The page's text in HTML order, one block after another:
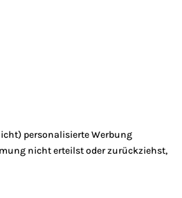
personalisierte Werbung
nicht erteilst oder zurückziehst,